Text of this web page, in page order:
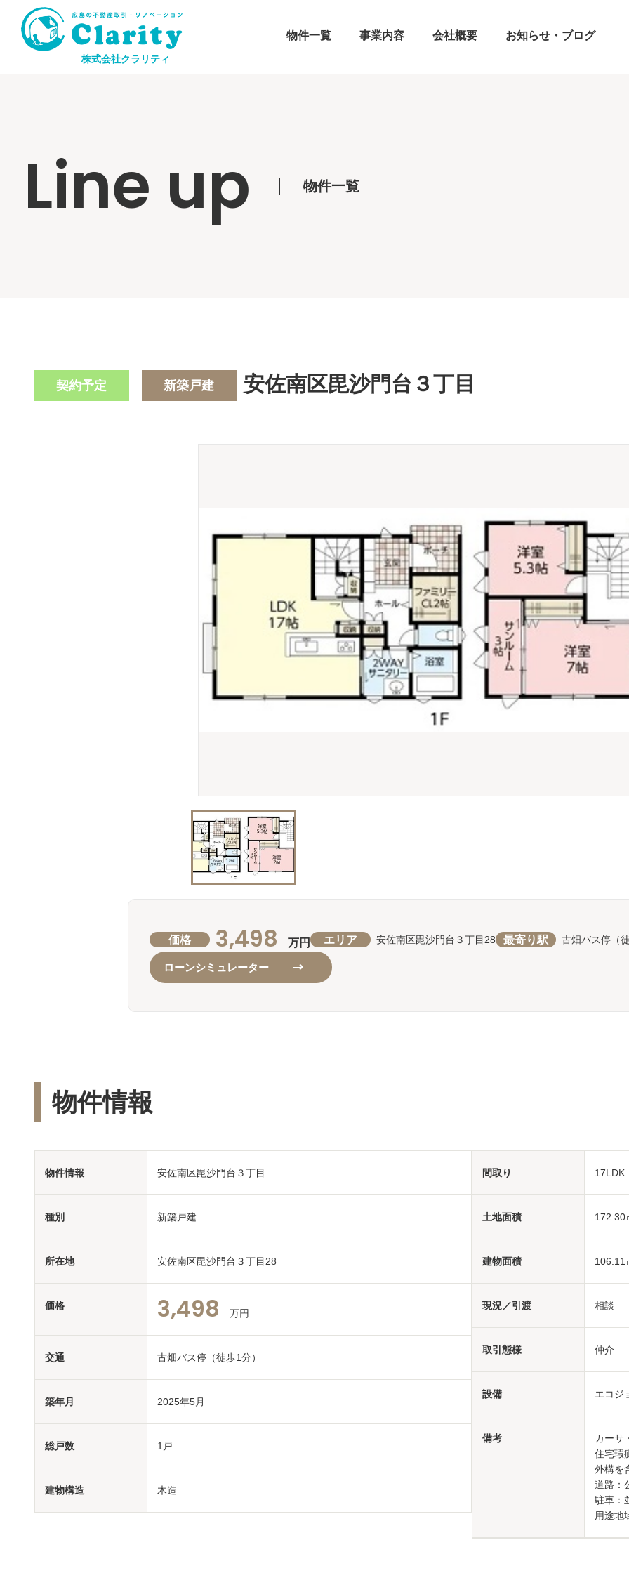
株式会社クラリティ
物件一覧 事業内容 会社概要 お知らせ・ブログ
Line up 物件一覧
契約予定 新築戸建 安佐南区毘沙門台３丁目
価格 3,498 万円 エリア 安佐南区毘沙門台３丁目28 最寄り駅 古畑バス停（
ローンシミュレーター
物件情報
物件情報 安佐南区毘沙門台３丁目
種別 新築戸建
所在地 安佐南区毘沙門台３丁目28
価格 3,498 万円
交通 古畑バス停（徒歩1分）
築年月 2025年5月
総戸数 1戸
建物構造 木造
間取り
土地面積 172.30
建物面積 106.11
現況／引渡 相談
取引態様 仲介
設備 エコジ
備考
カーサ
住宅瑕
外構を
道路
駐車：
用途地